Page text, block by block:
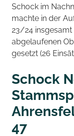
Schock im
machte in der
23/24 insgesamt
abgelaufenen
gesetzt (26
Schock
47